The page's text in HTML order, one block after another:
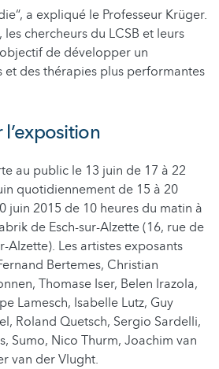
a expliqué le Professeur Krüger.
les chercheurs du LCSB et leurs
de développer un
des thérapies plus performantes
au public le 13 juin de 17 à 22
quotidiennement de 15 à 20
juin 2015 de 10 heures du matin à
de Esch-sur-Alzette (16, rue de
Alzette). Les artistes exposants
Bertemes, Christian
Thomase Iser, Belen Irazola,
Lamesch, Isabelle Lutz, Guy
Roland Quetsch, Sergio Sardelli,
Sumo, Nico Thurm, Joachim van
van der Vlught.